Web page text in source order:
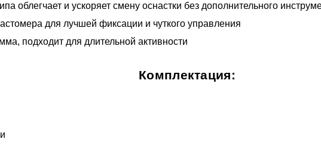
облегчает и ускоряет смену оснастки без дополнительного
для лучшей фиксации и чуткого управления
подходит для длительной активности
Комплектация: